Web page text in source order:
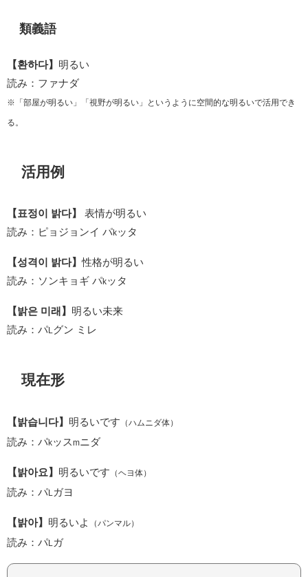
類義語
【환하다】 明るい
読み：ファナダ
※「部屋が明るい」「視野が明るい」というように空間的な明るいで活用でき
る。
活用例
【표정이 밝다】
表情が明るい
読み：ピョジョンイ パkッタ
【성격이 밝다】性格が明るい
読み：ソンキョギ パkッタ
【밝은 미래】 明るい未来
読み：パ グン ミレ
現在形
【밝습니다】 明るいです （ハムニダ体）
読み：パkッス m ニダ
【밝아요】 明るいです （ヘヨ体）
読み：パ ガヨ
【밝아】 明るいよ （パンマル）
読み：パ ガ